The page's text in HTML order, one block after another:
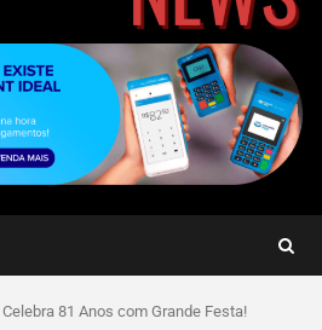
81 Anos com Grande Festa!